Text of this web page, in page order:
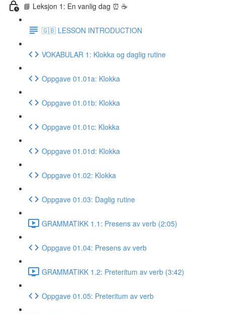
📘 Leksjon 1: En vanlig dag ⏰ ☕️
🇬🇧 LESSON INTRODUCTION
VOKABULAR 1: Klokka og daglig rutine
Oppgave 01.01a: Klokka
Oppgave 01.01b: Klokka
Oppgave 01.01c: Klokka
Oppgave 01.01d: Klokka
Oppgave 01.02: Klokka
Oppgave 01.03: Daglig rutine
GRAMMATIKK 1.1: Presens av verb (2:05)
Oppgave 01.04: Presens av verb
GRAMMATIKK 1.2: Preteritum av verb (3:42)
Oppgave 01.05: Preteritum av verb